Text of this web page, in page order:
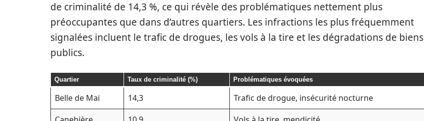
de criminalité de 14,3 %, ce qui révèle des problématiques nettement plus
préoccupantes que dans d’autres quartiers. Les infractions les plus fréquemment
signalées incluent le trafic de drogues, les vols à la tire et les dégradations de biens
publics.
Quartier Taux de criminalité (%) Problématiques évoquées
Belle de Mai 14,3
Trafic de drogue, insécurité nocturne